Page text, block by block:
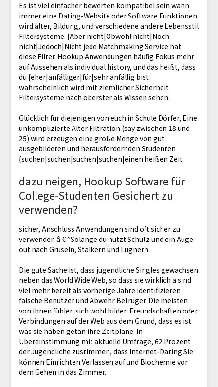
Es ist viel einfacher bewerten kompatibel sein wann
immer eine Dating-Website oder Software Funktionen
wird älter, Bildung, und verschiedene andere Lebensstil
Filtersysteme. {Aber nicht|Obwohl nicht|Noch
nicht|Jedoch|Nicht jede Matchmaking Service hat
diese Filter. Hookup Anwendungen häufig Fokus mehr
auf Aussehen als individual history, ​​und das heißt, dass
du {eher|anfälliger|für|sehr anfällig bist
wahrscheinlich wird mit ziemlicher Sicherheit
Filtersysteme nach oberster als Wissen sehen.
Glücklich für diejenigen von euch in Schule Dörfer, Eine
unkomplizierte Alter Filtration (say zwischen 18 und
25) wird erzeugen eine große Menge von gut
ausgebildeten und herausfordernden Studenten
{suchen|suchen|suchen|suchen|einen heißen Zeit.
dazu neigen, Hookup Software für
College-Studenten Gesichert zu
verwenden?
sicher, Anschluss Anwendungen sind oft sicher zu
verwenden â € ”Solange du nutzt Schutz und ein Auge
out nach Gruseln, Stalkern und Lügnern.
Die gute Sache ist, dass jugendliche Singles gewachsen
neben das World Wide Web, so dass sie wirklich a sind
viel mehr bereit als vorherige Jahre identifizieren
falsche Benutzer und Abwehr Betrüger. Die meisten
von ihnen fühlen sich wohl bilden Freundschaften oder
Verbindungen auf der Web aus dem Grund, dass es ist
was sie haben getan ihre Zeitpläne. In
Übereinstimmung mit aktuelle Umfrage, 62 Prozent
der Jugendliche zustimmen, dass Internet-Dating Sie
können Einrichten Verlassen auf und Biochemie vor
dem Gehen in das Zimmer.